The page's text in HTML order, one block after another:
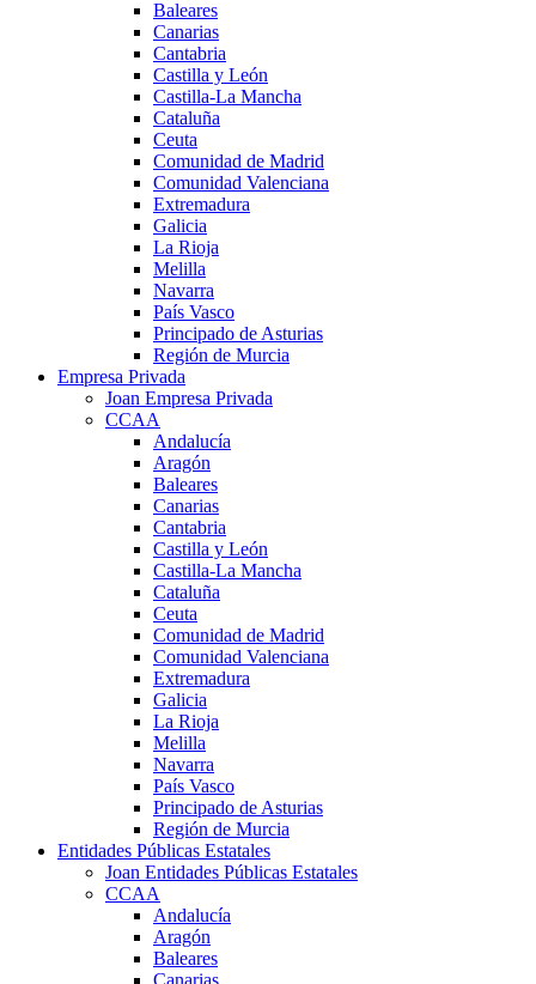
Baleares
Canarias
Cantabria
Castilla y León
Castilla-La Mancha
Cataluña
Ceuta
Comunidad de Madrid
Comunidad Valenciana
Extremadura
Galicia
La Rioja
Melilla
Navarra
País Vasco
Principado de Asturias
Región de Murcia
Empresa Privada
Joan Empresa Privada
CCAA
Andalucía
Aragón
Baleares
Canarias
Cantabria
Castilla y León
Castilla-La Mancha
Cataluña
Ceuta
Comunidad de Madrid
Comunidad Valenciana
Extremadura
Galicia
La Rioja
Melilla
Navarra
País Vasco
Principado de Asturias
Región de Murcia
Entidades Públicas Estatales
Joan Entidades Públicas Estatales
CCAA
Andalucía
Aragón
Baleares
Canarias